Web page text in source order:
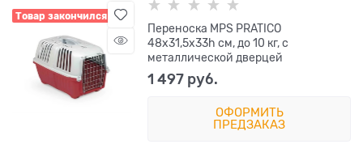
Товар закончился
Переноска MPS PRATICO
48х31,5х33h см, до 10 кг, с
металлической дверцей
1 497 руб.
ОФОРМИТЬ
ПРЕДЗАКАЗ